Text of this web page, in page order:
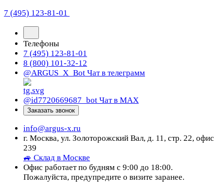
7 (495) 123-81-01
Телефоны
7 (495) 123-81-01
8 (800) 101-32-12
@ARGUS_X_Bot Чат в телеграмм
@id7720669687_bot Чат в МАХ
Заказать звонок
info@argus-x.ru
г. Москва, ул. Золоторожский Вал, д. 11, стр. 22, офис
239
🚙 Склад в Москве
Офис работает по будням с 9:00 до 18:00.
Пожалуйста, предупредите о визите заранее.